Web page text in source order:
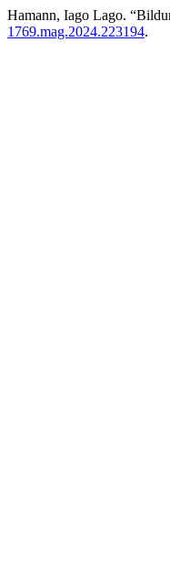
Hamann, Iago Lago.
1769.mag.2024.223194.